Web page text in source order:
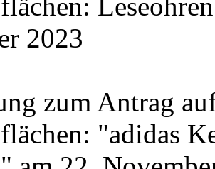
2023
zum Antrag
"adidas